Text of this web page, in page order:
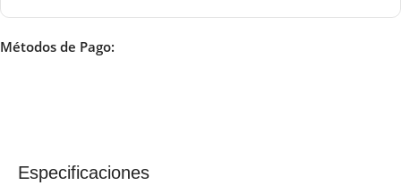
Métodos de Pago:
Especificaciones